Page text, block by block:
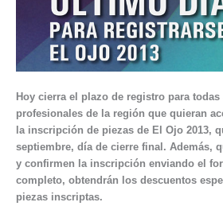
Hoy cierra el plazo de registro para
profesionales de la región que quieran
la inscripción de piezas de El Ojo 2013,
septiembre, día de cierre final. Además,
y confirmen la inscripción enviando el
completo, obtendrán los descuentos
piezas inscriptas.